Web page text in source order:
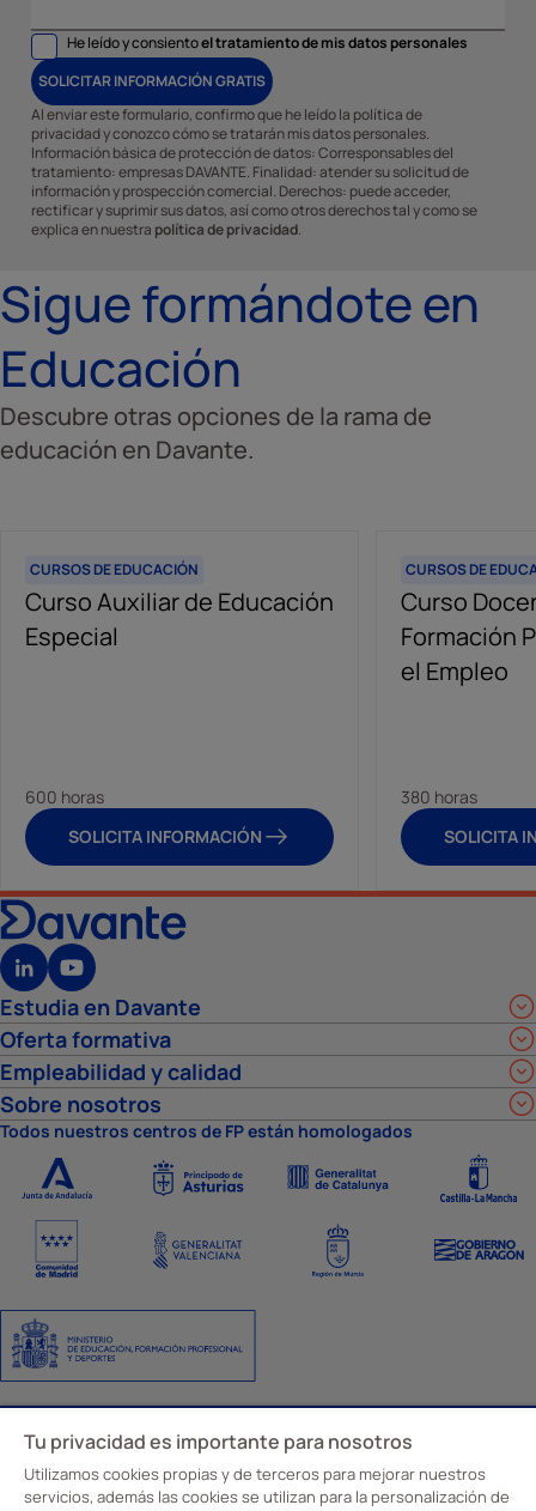
He leído y consientoel tratamiento de mis datos personales
SOLICITAR INFORMACIÓN GRATIS
Al enviar este formulario, confirmo que he leído la política de
privacidad y conozco cómo se tratarán mis datos personales.
Información básica de protección de datos: Corresponsables del
tratamiento: empresas DAVANTE. Finalidad: atender su solicitud de
información y prospección comercial. Derechos: puede acceder,
rectificar y suprimir sus datos, así como otros derechos tal y como se
explica en nuestra política de privacidad.
Sigue formándote en
Educación
Descubre otras opciones de la rama de
educación en Davante.
CURSOS DE EDUCACIÓN
Curso Auxiliar de Educación
Especial
600 horas
SOLICITA INFORMACIÓN
CURSOS DE
Curso
Formación
el Empleo
380 horas
SOLICITA
Estudia en Davante
Oferta formativa
Empleabilidad y calidad
Sobre nosotros
Todos nuestros centros de FP están homologados
Código y canal ético
© Davante 2026
Tu privacidad es importante para nosotros
Utilizamos cookies propias y de terceros para mejorar nuestros
servicios, además las cookies se utilizan para la personalización de